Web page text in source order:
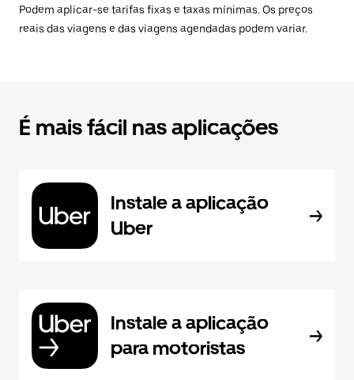
Podem aplicar-se tarifas fixas e taxas mínimas. Os preços
reais das viagens e das viagens agendadas podem variar.
É mais fácil nas aplicações
Instale a aplicação
Uber
Instale a aplicação
para motoristas